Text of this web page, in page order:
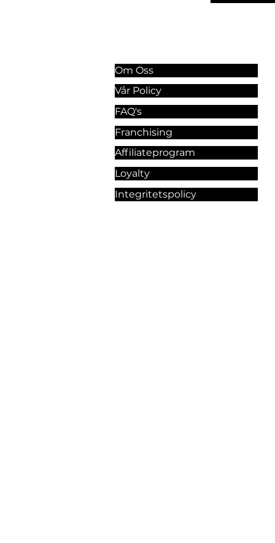
Om Oss
Vår Policy
FAQ's
Franchising
Affiliateprogram
Loyalty
Integritetspolicy